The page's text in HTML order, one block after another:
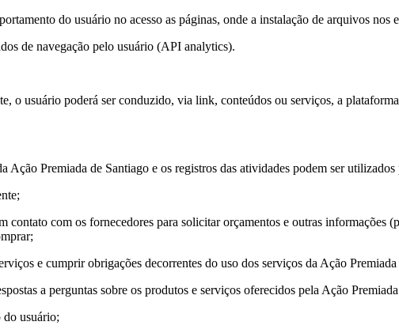
do usuário no acesso as páginas, onde a instalação de arquivos nos
de navegação pelo usuário (API analytics).
o usuário poderá ser conduzido, via link, conteúdos ou serviços, a
Ação Premiada de Santiago e os registros das atividades podem ser utilizados
contato com os fornecedores para solicitar orçamentos e outras
e cumprir obrigações decorrentes do uso dos serviços da Ação
a perguntas sobre os produtos e serviços oferecidos pela Ação
do usuário;